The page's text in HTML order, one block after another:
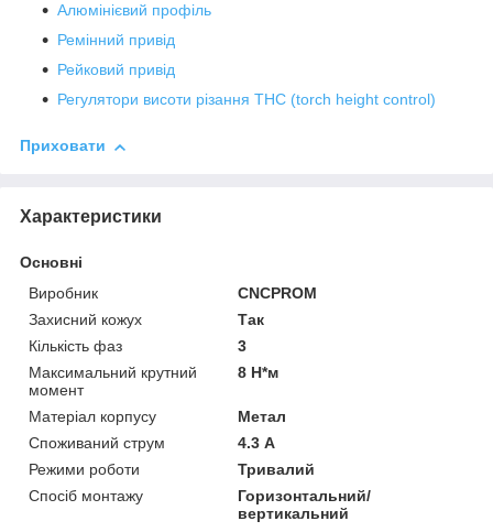
Алюмінієвий профіль
Ремінний привід
Рейковий привід
Регулятори висоти різання THC (torch height control)
Приховати
Характеристики
Основні
Виробник
CNCPROM
Захисний кожух
Так
Кількість фаз
3
Максимальний крутний
момент
8 Н*м
Матеріал корпусу
Метал
Споживаний струм
4.3 А
Режими роботи
Тривалий
Спосіб монтажу
Горизонтальний/
вертикальний